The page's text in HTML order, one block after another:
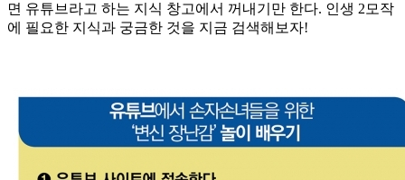
면 유튜브라고 하는 지식 창고에서 꺼내기만 한다. 인생 2모작
에 필요한 지식과 궁금한 것을 지금 검색해보자!